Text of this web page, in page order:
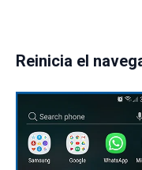
Reinicia el